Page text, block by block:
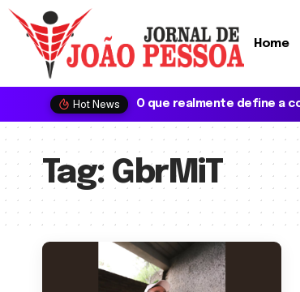
Home
Hot News
Tag: GbrMiT